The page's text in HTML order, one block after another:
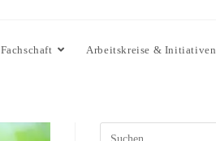
Fachschaft Arbeitskreise & Initiativen